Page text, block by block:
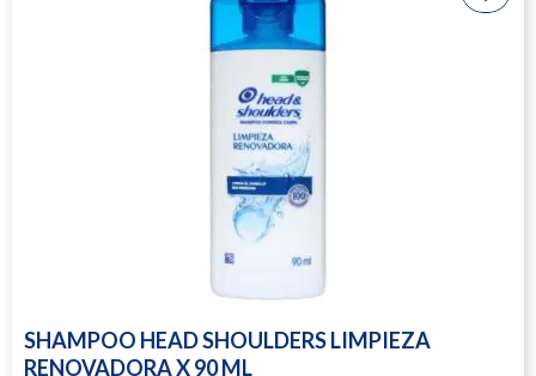
SHAMPOO HEAD SHOULDERS LIMPIEZA
RENOVADORA X 90 ML